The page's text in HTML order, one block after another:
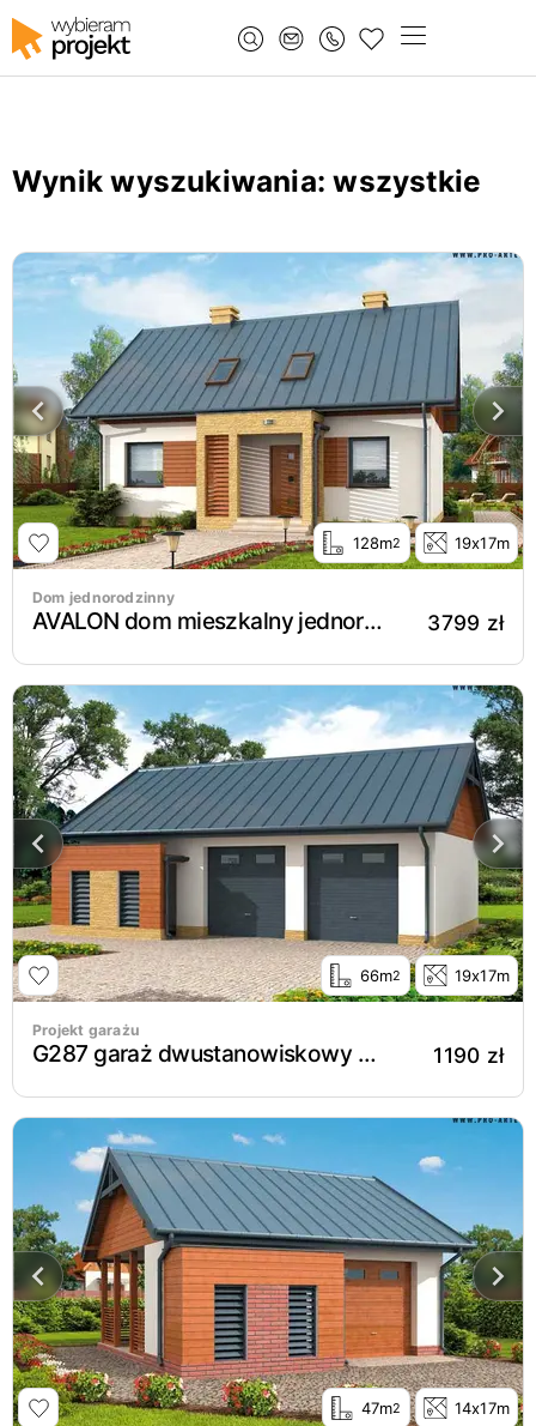
Wynik wyszukiwania: wszystkie
128m2 19x17m
Dom jednorodzinny
AVALON dom mieszkalny jednorodzinny z poddaszem użytkowym 3799 zł
66m2 19x17m
Projekt garażu
G287 garaż dwustanowiskowy z pomieszczeniem gospodarczym 1190 zł
47m2 14x17m